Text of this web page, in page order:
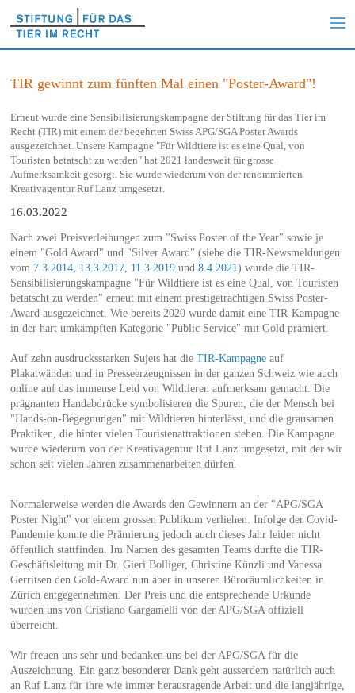
TIR gewinnt zum fünften Mal einen "Poster-Award"!
Erneut wurde eine Sensibilisierungskampagne der Stiftung für das Tier im
Recht (TIR) mit einem der begehrten Swiss APG/SGA Poster Awards
ausgezeichnet. Unsere Kampagne "Für Wildtiere ist es eine Qual, von
Touristen betatscht zu werden" hat 2021 landesweit für grosse
Aufmerksamkeit gesorgt. Sie wurde wiederum von der renommierten
Kreativagentur Ruf Lanz umgesetzt.
16.03.2022
Nach zwei Preisverleihungen zum "Swiss Poster of the Year" sowie je
einem "Gold Award" und "Silver Award" (siehe die TIR-Newsmeldungen
vom 7.3.2014, 13.3.2017, 11.3.2019und 8.4.2021) wurde die TIR-
Sensibilisierungskampagne "Für Wildtiere ist es eine Qual, von Touristen
betatscht zu werden" erneut mit einem prestigeträchtigen Swiss Poster-
Award ausgezeichnet. Wie bereits 2020 wurde damit eine TIR-Kampagne
in der hart umkämpften Kategorie "Public Service" mit Gold prämiert.
Auf zehn ausdrucksstarken Sujets hat die TIR-Kampagneauf
Plakatwänden und in Presseerzeugnissen in der ganzen Schweiz wie auch
online auf das immense Leid von Wildtieren aufmerksam gemacht. Die
prägnanten Handabdrücke symbolisieren die Spuren, die der Mensch bei
"Hands-on-Begegnungen" mit Wildtieren hinterlässt, und die grausamen
Praktiken, die hinter vielen Touristenattraktionen stehen. Die Kampagne
wurde wiederum von der Kreativagentur Ruf Lanz umgesetzt, mit der wir
schon seit vielen Jahren zusammenarbeiten dürfen.
Normalerweise werden die Awards den Gewinnern an der "APG/SGA
Poster Night" vor einem grossen Publikum verliehen. Infolge der Covid-
Pandemie konnte die Prämierung jedoch auch dieses Jahr leider nicht
öffentlich stattfinden. Im Namen des gesamten Teams durfte die TIR-
Geschäftsleitung mit Dr. Gieri Bolliger, Christine Künzli und Vanessa
Gerritsen den Gold-Award nun aber in unseren Büroräumlichkeiten in
Zürich entgegennehmen. Der Preis und die entsprechende Urkunde
wurden uns von Cristiano Gargamelli von der APG/SGA offiziell
überreicht.
Wir freuen uns sehr und bedanken uns bei der APG/SGA für die
Auszeichnung. Ein ganz besonderer Dank geht ausserdem natürlich auch
an Ruf Lanz für ihre wie immer herausragende Arbeit und die langjährige,